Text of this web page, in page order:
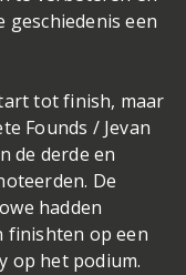
geschiedenis een
tot finish, maar
Founds / Jevan
de derde en
De
hadden
finishten op een
op het podium.